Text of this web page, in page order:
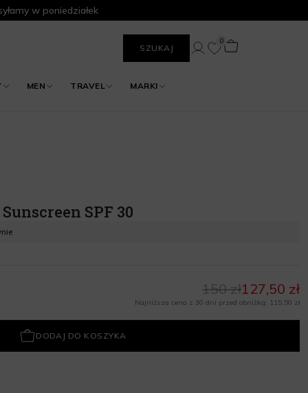
w poniedziałek
SZUKAJ
MEN TRAVEL MARKI
0
SPF 30
127,50 zł
150 zł
Najniższa cena z 30 dni przed obniżką: 115,50 zł
DODAJ DO KOSZYKA